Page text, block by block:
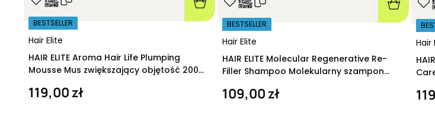
Hair Elite
BESTSELLER
HAIR ELITE Aroma Hair Life Plumping
Mousse Mus zwiększający objętość 200
119,00 zł
Hair Elite
BESTSELLER
HAIR ELITE Molecular Regenerative Re-
Filler Shampoo Molekularny szampon
109,00 zł
Hair